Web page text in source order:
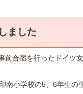
ました
前合宿を行ったドイツ
南小学校の5、6年生の